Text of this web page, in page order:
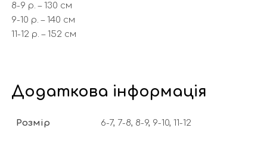
8-9 р. – 130 см
9-10 р. – 140 см
11-12 р. – 152 см
Додаткова інформація
Розмір 6-7, 7-8, 8-9, 9-10, 11-12